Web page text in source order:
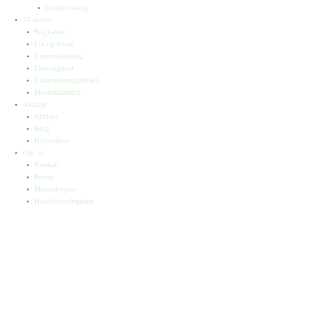
Undervisning
Til lærere
Bogkasser
Lix og let-tal
Universlæsning
Elevopgaver
Undervisningsforløb
Messekalender
Aktuelt
Artikler
Blog
Bogtrailere
Om os
Kontakt
Presse
Manuskripter
Handelsbetingelser